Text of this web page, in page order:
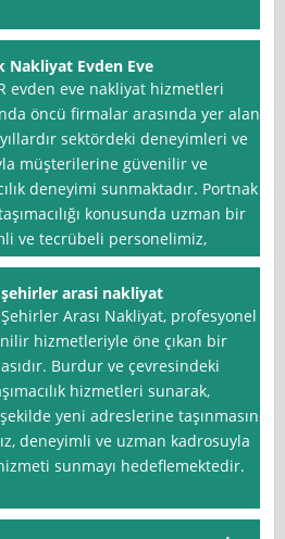
Nakliyat Evden Eve
evden eve nakliyat hizmetleri
öncü firmalar arasında yer alan
sektördeki deneyimleri ve
müşterilerine güvenilir ve
deneyimi sunmaktadır. Portnak
konusunda uzman bir
ve tecrübeli personelimiz,
arasi nakliyat
Arası Nakliyat, profesyonel
hizmetleriyle öne çıkan bir
Burdur ve çevresindeki
hizmetleri sunarak,
yeni adreslerine taşınmasını
deneyimli ve uzman kadrosuyla
sunmayı hedeflemektedir.